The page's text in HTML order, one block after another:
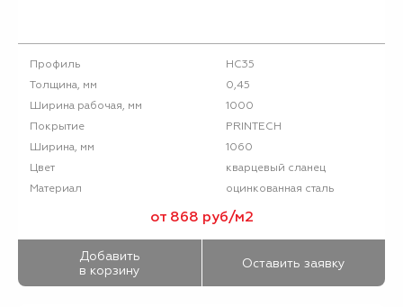
Профиль
НС35
Толщина, мм
0,45
Ширина рабочая, мм
1000
Покрытие
PRINTECH
Ширина, мм
1060
Цвет
кварцевый сланец
Материал
оцинкованная сталь
от 868 руб/м2
Добавить
в корзину
Оставить заявку